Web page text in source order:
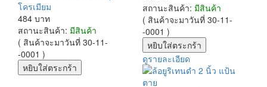
โครเมียม
484 บาท
สถานะสินค้า: มีสินค้า
( สินค้าจะมาวันที่ 30-11-
-0001 )
สถานะสินค้า: มีสินค้า
( สินค้าจะมาวันที่ 30-11-
-0001 )
ดูรายละเอียด